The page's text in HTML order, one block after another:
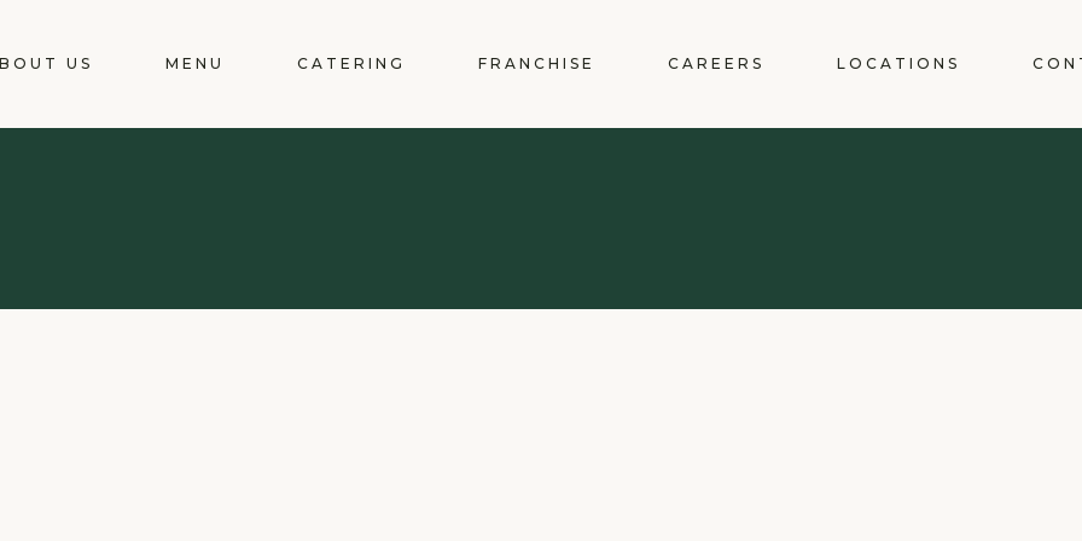
US MENU CATERING FRANCHISE CAREERS LOCATIONS